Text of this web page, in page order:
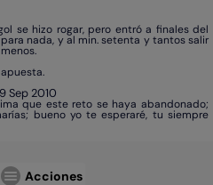
se hizo rogar, pero entró a finales del
nada, y al min. setenta y tantos salir
Sep 2010
que este reto se haya abandonado;
bueno yo te esperaré, tu siempre
Acciones